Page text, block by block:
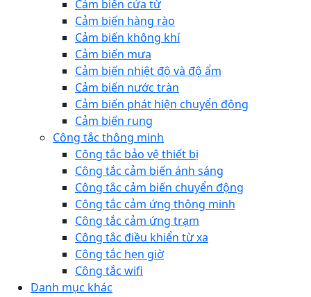
Cảm biến cửa từ
Cảm biến hàng rào
Cảm biến không khí
Cảm biến mưa
Cảm biến nhiệt độ và độ ẩm
Cảm biến nước tràn
Cảm biến phát hiện chuyển động
Cảm biến rung
Công tắc thông minh
Công tắc bảo vệ thiết bị
Công tắc cảm biến ánh sáng
Công tắc cảm biến chuyển động
Công tắc cảm ứng thông minh
Công tắc cảm ứng trạm
Công tắc điều khiển từ xa
Công tắc hẹn giờ
Công tắc wifi
Danh mục khác